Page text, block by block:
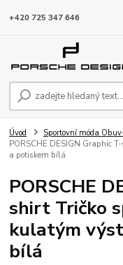
+420 725 347 646
Úvod Sportovní móda
PORSCHE DESIGN Graphic
a potiskem bílá
PORSCHE
shirt Tričko
kulatým
bílá